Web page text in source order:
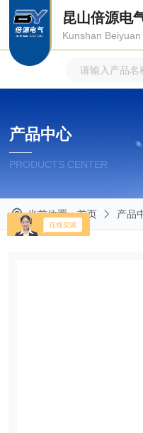
昆山倍源电
Kunshan
产品中心
PRODUCTS CENTER
当前位置：首页 产品